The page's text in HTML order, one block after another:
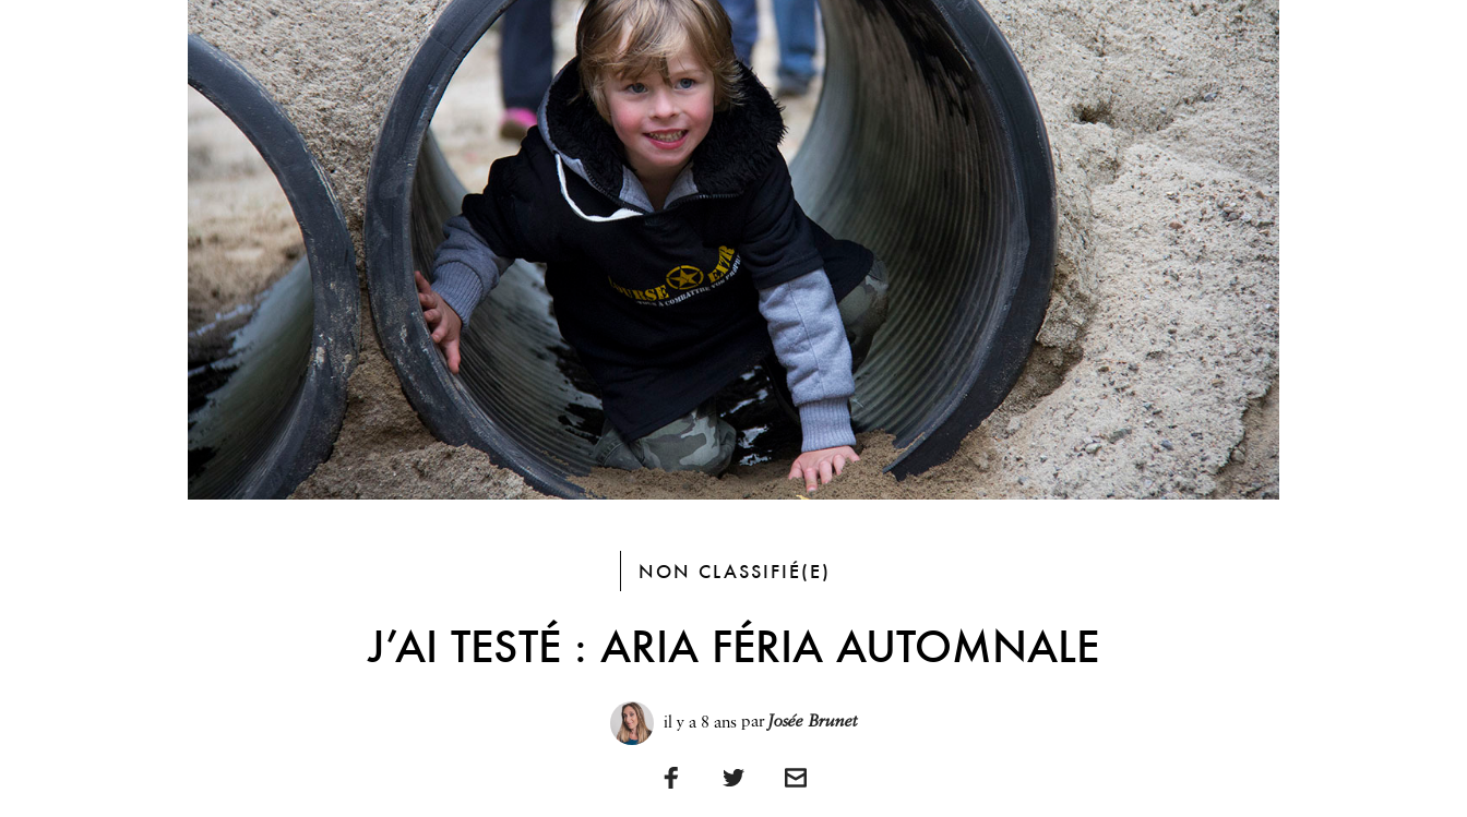
NON CLASSIFIÉ(E)
J’AI TESTÉ : ARIA FÉRIA AUTOMNALE
il y a 8 ansparJosée Brunet